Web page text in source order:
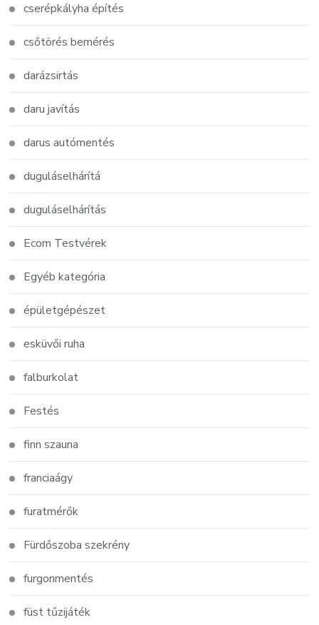
cserépkályha építés
csőtörés bemérés
darázsirtás
daru javítás
darus autómentés
duguláselhárítá
duguláselhárítás
Ecom Testvérek
Egyéb kategória
épületgépészet
esküvői ruha
falburkolat
Festés
finn szauna
franciaágy
furatmérők
Fürdőszoba szekrény
furgonmentés
füst tűzijáték